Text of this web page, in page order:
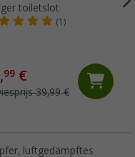
toiletslot
(1)
99€
39,99 €
luftgedämpftes